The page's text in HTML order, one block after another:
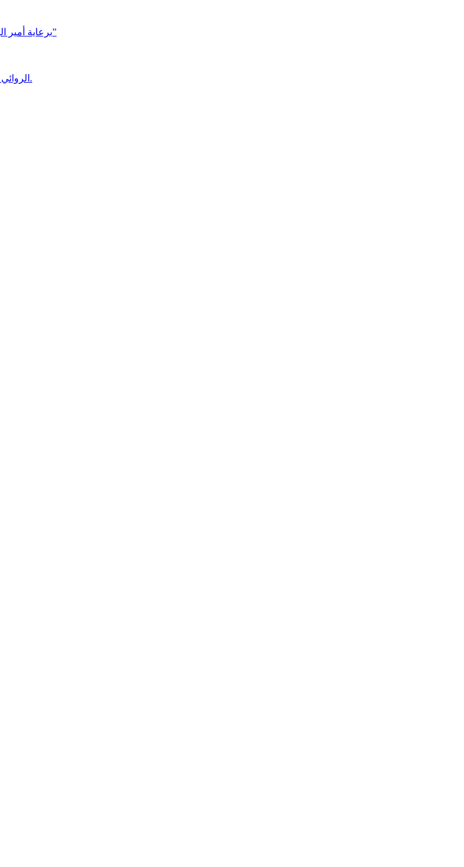
برعاية أمير الباحة وتشريف السديس “بر بني حسن” تكرّم الفائزين بجائزة “رواد العمل التطوعي 4”
الروائي جابر محمد مدخلي: أحضر داخل رواياتي بحذر، والثقافة قوتنا الناعمة لمخاطبة العالم.